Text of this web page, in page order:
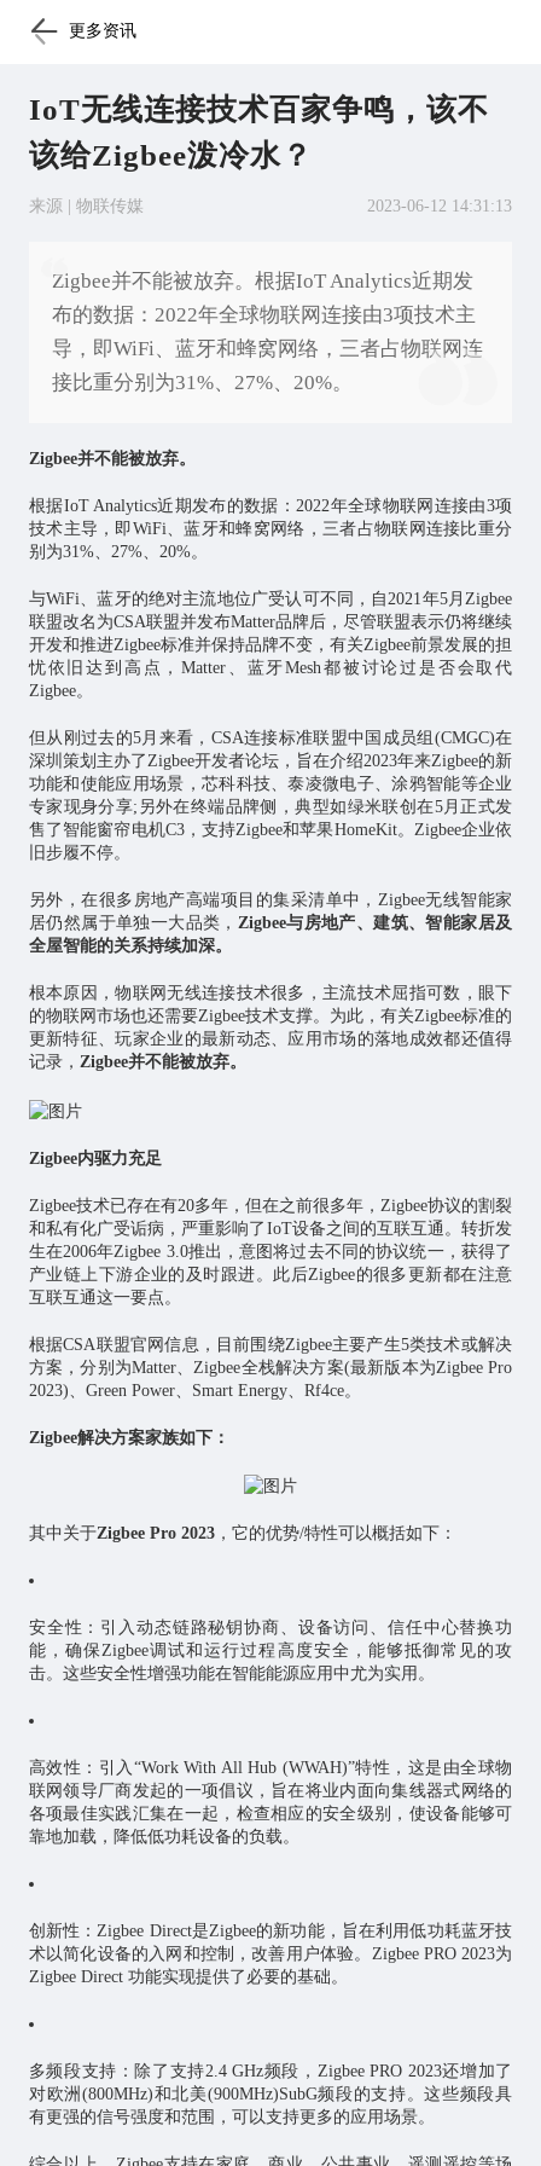
更多资讯
IoT无线连接技术百家争鸣，该不
该给Zigbee泼冷水？
来源 | 物联传媒 2023-06-12 14:31:13
Zigbee并不能被放弃。根据IoT Analytics近期发
布的数据：2022年全球物联网连接由3项技术主
导，即WiFi、蓝牙和蜂窝网络，三者占物联网连
接比重分别为31%、27%、20%。
Zigbee并不能被放弃。
根据IoT Analytics近期发布的数据：2022年全球物联网 连接由3项
技术主导，即WiFi、蓝牙和蜂窝网络，三者占物联网连接比重分
别为31%、27%、20%。
与WiFi、蓝牙的绝对主流地位广受认可不同，自2021年5月Zigbee
联盟改名为CSA联盟并发布Matter品牌后，尽管联盟表示仍将继续
开发和推进Zigbee标准并保持品牌不变，有关Zigbee前景发展的担
忧依旧达到高点，Matter、蓝牙Mesh都被讨论过是否会取代
Zigbee。
但从刚过去的5月来看，CSA连接标准联盟中国成员组(CMGC)在
深圳策划主办了Zigbee开发者论坛，旨在介绍2023年来Zigbee的新
功能和使能应用场景，芯科科技、泰凌微电子、涂鸦智能等企业
专家现身分享;另外在终端品牌侧，典型如绿米联创在5月正式发
售了智能窗帘电机C3，支持Zigbee和苹果HomeKit。Zigbee企业依
旧步履不停。
另外，在很多房地产高端项目的集采清单中，Zigbee无线智能家
居仍然属于单独一大品类， Zigbee与房地产、建筑、智能家居及
全屋智能的关系持续加深。
根本原因，物联网无线连接技术很多，主流技术屈指可数，眼下
的物联网市场也还需要Zigbee技术支撑。为此，有关Zigbee标准的
更新特征、玩家企业的最新动态、应用市场的落地成效都还值得
记录， Zigbee并不能被放弃。
Zigbee内驱力充足
Zigbee技术已存在有20多年，但在之前很多年，Zigbee协议的割裂
和私有化广受诟病，严重影响了IoT设备之间的互联互通。转折发
生在2006年Zigbee 3.0推出，意图将过去不同的协议统一，获得了
产业链上下游企业的及时跟进。此后Zigbee的很多更新都在注意
互联互通这一要点。
根据CSA联盟官网信息，目前围绕Zigbee主要产生5类技术或解决
方案，分别为Matter、Zigbee全栈解决方案(最新版本为Zigbee Pro
2023)、Green Power、Smart Energy、Rf4ce。
Zigbee解决方案家族如下：
其中关于Zigbee Pro 2023，它的优势/特性可以概括如下：
安全性：引入动态链路秘钥协商、设备访问、信任中心替换功
能，确保Zigbee调试和运行过程高度安全，能够抵御常见的攻
击。这些安全性增强功能在智能能源应用中尤为实用。
高效性：引入“Work With All Hub (WWAH)”特性，这是由全球物
联网领导厂商发起的一项倡议，旨在将业内面向集线器式网络的
各项最佳实践汇集在一起，检查相应的安全级别，使设备能够可
靠地加载，降低低功耗设备的负载。
创新性：Zigbee Direct是Zigbee的新功能，旨在利用低功耗蓝牙技
术以简化设备的入网和控制，改善用户体验。Zigbee PRO 2023为
Zigbee Direct 功能实现提供了必要的基础。
多频段支持：除了支持2.4 GHz频段，Zigbee PRO 2023还增加了
对欧洲(800MHz)和北美(900MHz)SubG频段的支持。这些频段具
有更强的信号强度和范围，可以支持更多的应用场景。